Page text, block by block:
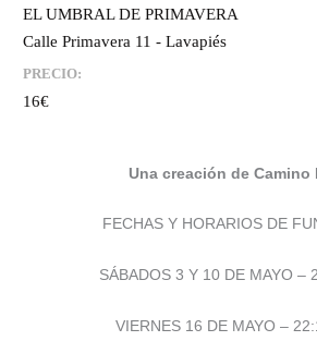
EL UMBRAL DE PRIMAVERA
Calle Primavera 11 - Lavapiés
PRECIO:
16€
Una creación de Camino
FECHAS Y HORARIOS DE
SÁBADOS 3 Y 10 DE MAYO –
VIERNES 16 DE MAYO –